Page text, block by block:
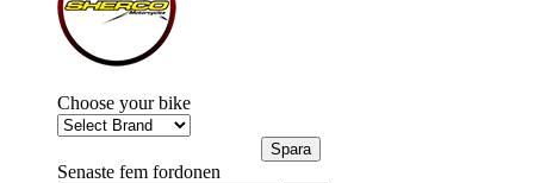
Choose your bike
Senaste fem fordonen